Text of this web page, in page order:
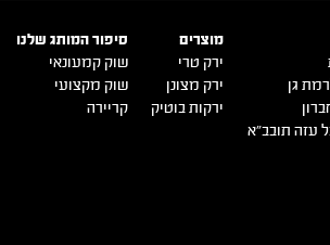
גן
עזה תובב"א
מוצרים
ירק טרי
ירק מצונן
ירקות בוטיק
סיפור המותג שלנו
שוק קמעונאי
שוק מקצועי
קריירה